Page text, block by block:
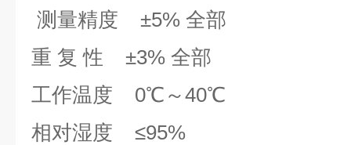
测量精度 ±5% 全部
重 复 性 ±3% 全部
工作温度 0℃～40℃
相对湿度 ≤95%